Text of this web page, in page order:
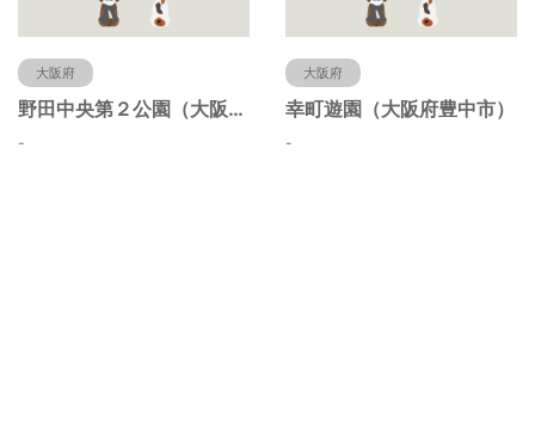
大阪府
野田中央第２公園（大阪府豊中市）
-
大阪府
幸町遊園（大阪府豊中市）
-